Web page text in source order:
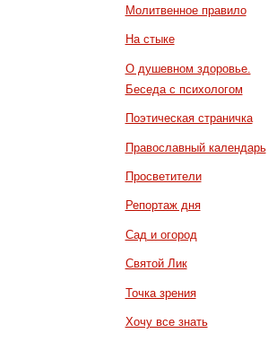
Молитвенное правило
На стыке
О душевном здоровье.
Беседа с психологом
Поэтическая страничка
Православный календарь
Просветители
Репортаж дня
Сад и огород
Святой Лик
Точка зрения
Хочу все знать